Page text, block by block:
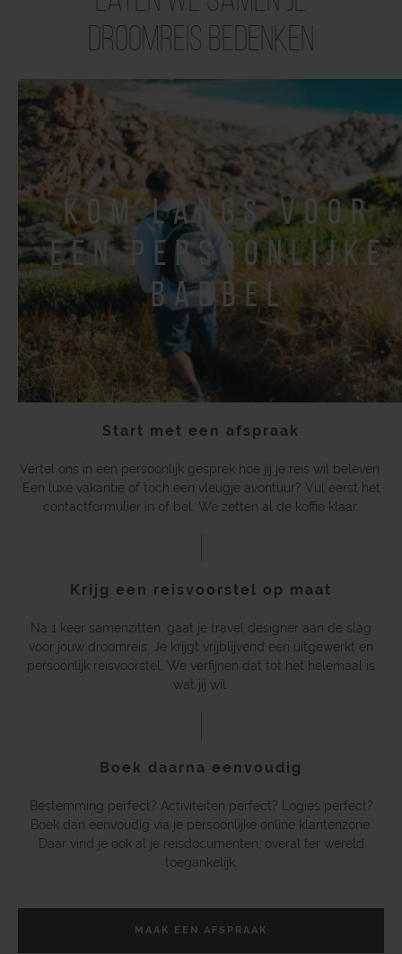
droomreis bedenken
kom langs voor
een persoonlijke
babbel
Start met een afspraak
Vertel ons in een persoonlijk gesprek hoe jij je reis wil beleven.
Een luxe vakantie of toch een vleugje avontuur? Vul eerst het
contactformulier in of bel. We zetten al de koffie klaar.
Krijg een reisvoorstel op maat
Na 1 keer samenzitten, gaat je travel designer aan de slag
voor jouw droomreis. Je krijgt vrijblijvend een uitgewerkt en
persoonlijk reisvoorstel. We verfijnen dat tot het helemaal is
wat jij wil.
Boek daarna eenvoudig
Bestemming perfect? Activiteiten perfect? Logies perfect?
Boek dan eenvoudig via je persoonlijke online klantenzone.
Daar vind je ook al je reisdocumenten, overal ter wereld
toegankelijk.
MAAK EEN AFSPRAAK